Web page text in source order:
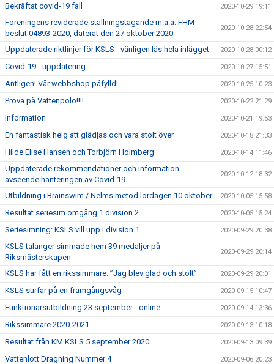
Bekräftat covid-19 fall 2020-10-29 19:11
Föreningens reviderade ställningstagande m.a.a. FHM
beslut 04893-2020, daterat den 27 oktober 2020
2020-10-28 22:54
Uppdaterade riktlinjer för KSLS - vänligen läs hela inlägget 2020-10-28 00:12
Covid-19 - uppdatering 2020-10-27 15:51
Äntligen! Vår webbshop påfylld! 2020-10-25 10:23
Prova på Vattenpolo!!!! 2020-10-22 21:29
Information 2020-10-21 19:53
En fantastisk helg att glädjas och vara stolt över 2020-10-18 21:33
Hilde Elise Hansen och Torbjörn Holmberg 2020-10-14 11:46
Uppdaterade rekommendationer och information
avseende hanteringen av Covid-19
2020-10-12 18:32
Utbildning i Brainswim / Nelms metod lördagen 10 oktober 2020-10-05 15:58
Resultat seriesim omgång 1 division 2. 2020-10-05 15:24
Seriesimning: KSLS vill upp i division 1 2020-09-29 20:38
KSLS talanger simmade hem 39 medaljer på
Riksmästerskapen
2020-09-29 20:14
KSLS har fått en rikssimmare: ”Jag blev glad och stolt” 2020-09-29 20:01
KSLS surfar på en framgångsvåg 2020-09-15 10:47
Funktionärsutbildning 23 september - online 2020-09-14 13:36
Rikssimmare 2020-2021 2020-09-13 10:18
Resultat från KM KSLS 5 september 2020 2020-09-13 09:39
Vattenlott Dragning Nummer 4 2020-09-06 20:23